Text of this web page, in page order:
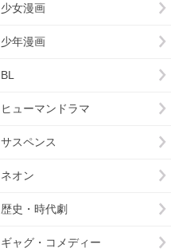
少女漫画
少年漫画
BL
ヒューマンドラマ
サスペンス
ネオン
歴史・時代劇
ギャグ・コメディー